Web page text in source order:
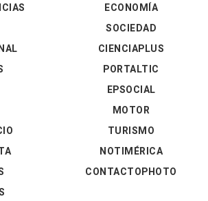
ECONOMÍA
SOCIEDAD
CIENCIAPLUS
PORTALTIC
EPSOCIAL
MOTOR
TURISMO
NOTIMÉRICA
CONTACTOPHOTO